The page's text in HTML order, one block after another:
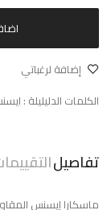
إضافة لرغباتي
الكلمات الدليليلة :
تفاصيل
ماسكارا إيسنس